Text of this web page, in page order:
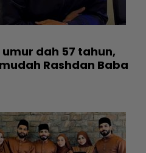
dah 57 tahun,
Rashdan Baba